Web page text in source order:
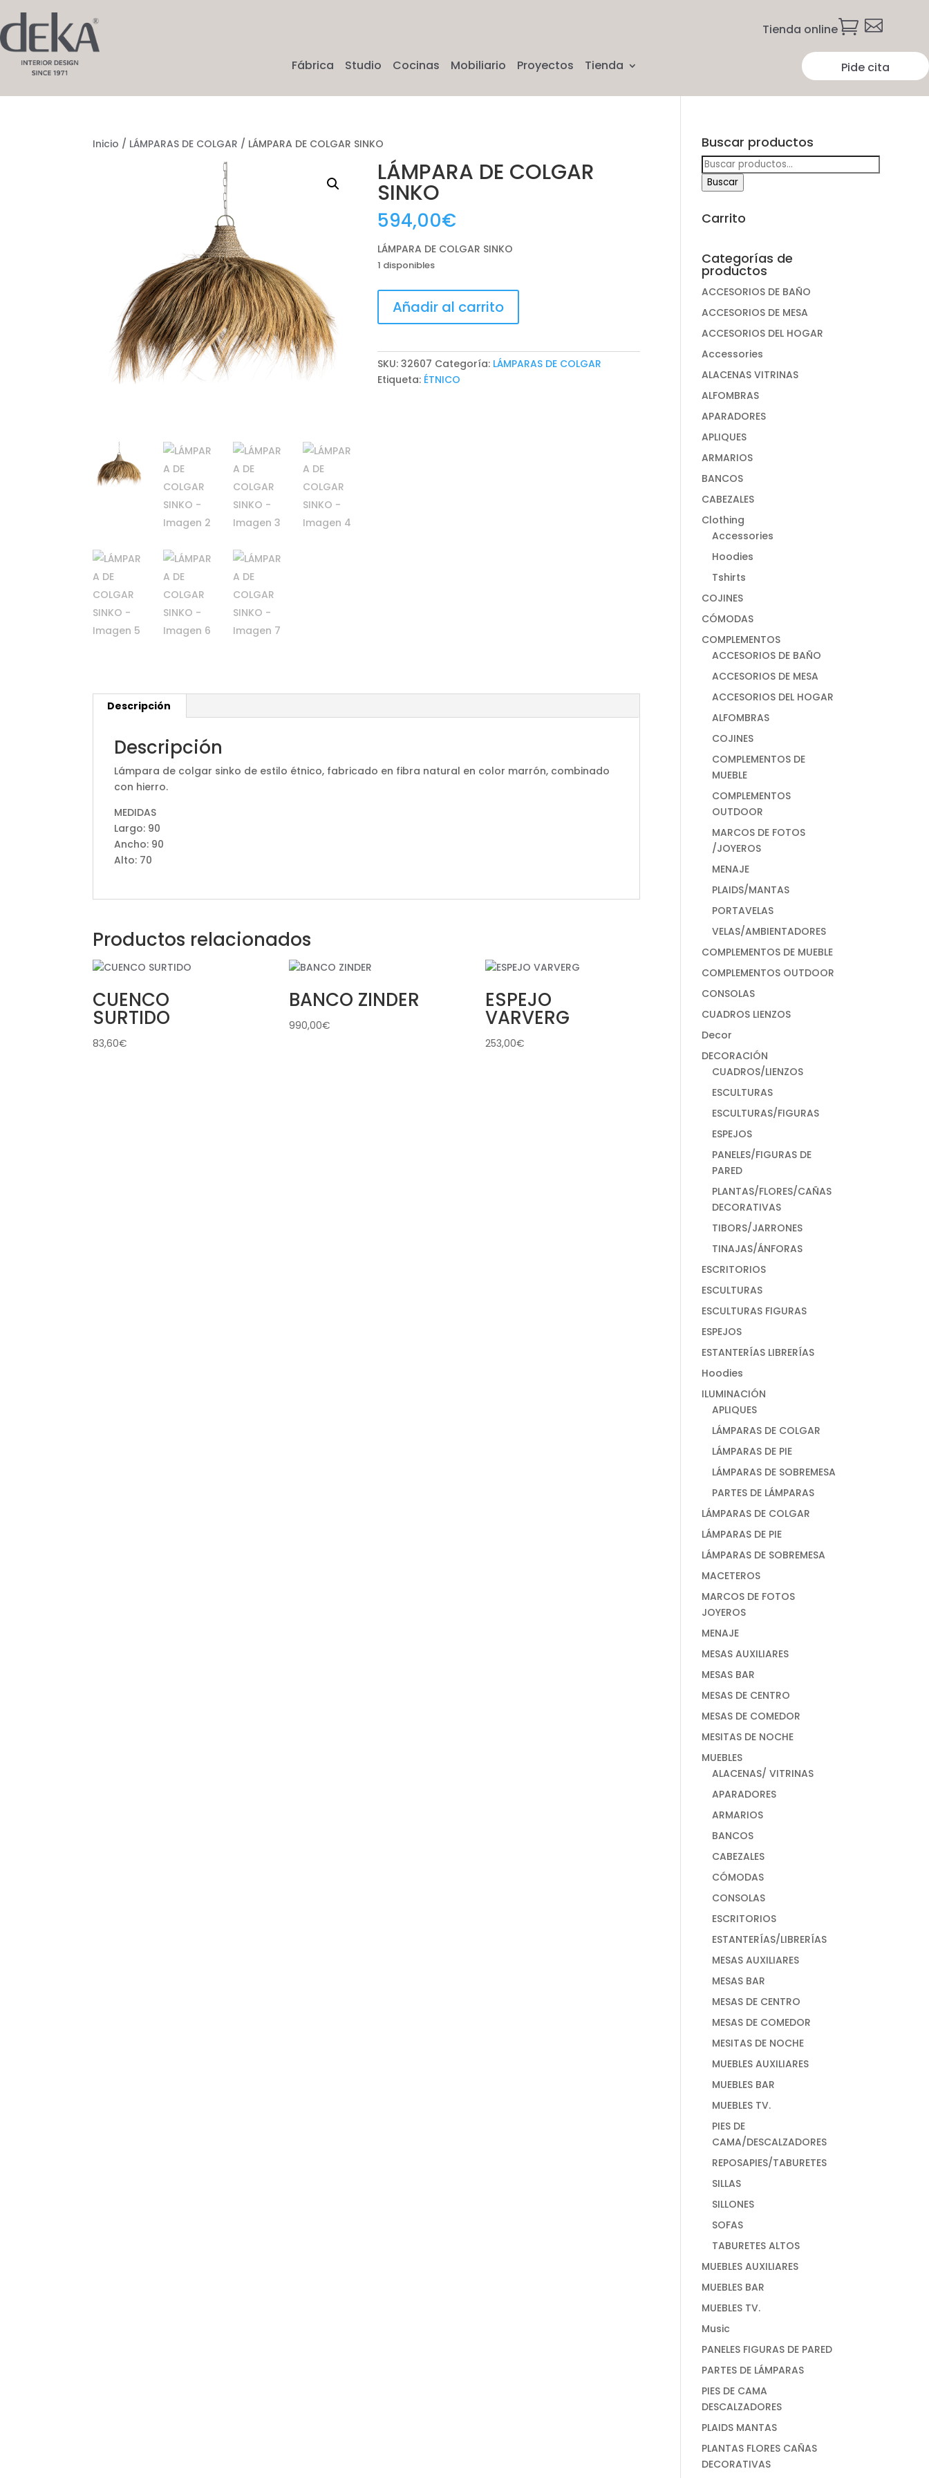
Tienda online 
Fábrica Studio Cocinas Mobiliario Proyectos Tienda Pide cita
Inicio / LÁMPARAS DE COLGAR / LÁMPARA DE COLGAR SINKO
LÁMPARA DE COLGAR
SINKO
594,00€
LÁMPARA DE COLGAR SINKO
1 disponibles
COLGAR
cantidad
Añadir al carrito
SKU:32607 Categoría: LÁMPARAS DE COLGAR
Etiqueta: ÉTNICO
Descripción
Descripción
Lámpara de colgar sinko de estilo étnico, fabricado en fibra natural en color marrón, combinado
con hierro.
MEDIDAS
Largo: 90
Ancho: 90
Alto: 70
Productos relacionados
CUENCO
SURTIDO
83,60€
BANCO ZINDER
990,00€
ESPEJO
VARVERG
253,00€
Buscar productos
Buscar
por:
Buscar
Carrito
Categorías de
productos
ACCESORIOS DE BAÑO
ACCESORIOS DE MESA
ACCESORIOS DEL HOGAR
Accessories
ALACENAS VITRINAS
ALFOMBRAS
APARADORES
APLIQUES
ARMARIOS
BANCOS
CABEZALES
Clothing
Accessories
Hoodies
Tshirts
COJINES
CÓMODAS
COMPLEMENTOS
ACCESORIOS DE BAÑO
ACCESORIOS DE MESA
ACCESORIOS DEL HOGAR
ALFOMBRAS
COJINES
COMPLEMENTOS DE
MUEBLE
COMPLEMENTOS
OUTDOOR
MARCOS DE FOTOS
/JOYEROS
MENAJE
PLAIDS/MANTAS
PORTAVELAS
VELAS/AMBIENTADORES
COMPLEMENTOS DE MUEBLE
COMPLEMENTOS OUTDOOR
CONSOLAS
CUADROS LIENZOS
Decor
DECORACIÓN
CUADROS/LIENZOS
ESCULTURAS
ESCULTURAS/FIGURAS
ESPEJOS
PANELES/FIGURAS DE
PARED
PLANTAS/FLORES/CAÑAS
DECORATIVAS
TIBORS/JARRONES
TINAJAS/ÁNFORAS
ESCRITORIOS
ESCULTURAS
ESCULTURAS FIGURAS
ESPEJOS
ESTANTERÍAS LIBRERÍAS
Hoodies
ILUMINACIÓN
APLIQUES
LÁMPARAS DE COLGAR
LÁMPARAS DE PIE
LÁMPARAS DE SOBREMESA
PARTES DE LÁMPARAS
LÁMPARAS DE COLGAR
LÁMPARAS DE PIE
LÁMPARAS DE SOBREMESA
MACETEROS
MARCOS DE FOTOS
JOYEROS
MENAJE
MESAS AUXILIARES
MESAS BAR
MESAS DE CENTRO
MESAS DE COMEDOR
MESITAS DE NOCHE
MUEBLES
ALACENAS/ VITRINAS
APARADORES
ARMARIOS
BANCOS
CABEZALES
CÓMODAS
CONSOLAS
ESCRITORIOS
ESTANTERÍAS/LIBRERÍAS
MESAS AUXILIARES
MESAS BAR
MESAS DE CENTRO
MESAS DE COMEDOR
MESITAS DE NOCHE
MUEBLES AUXILIARES
MUEBLES BAR
MUEBLES TV.
PIES DE
CAMA/DESCALZADORES
REPOSAPIES/TABURETES
SILLAS
SILLONES
SOFAS
TABURETES ALTOS
MUEBLES AUXILIARES
MUEBLES BAR
MUEBLES TV.
Music
PANELES FIGURAS DE PARED
PARTES DE LÁMPARAS
PIES DE CAMA
DESCALZADORES
PLAIDS MANTAS
PLANTAS FLORES CAÑAS
DECORATIVAS